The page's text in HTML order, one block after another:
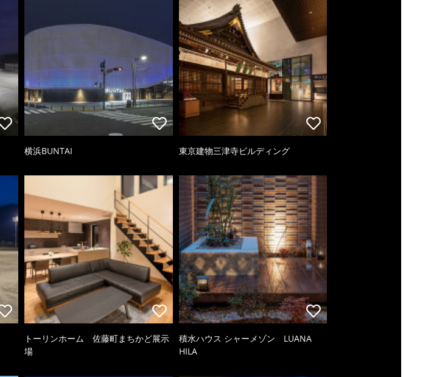
横浜BUNTAI 東京建物三津寺ビルディング
トーリンホーム 佐藤町まちかど展示
場
積水ハウス シャーメゾン LUANA
HILA